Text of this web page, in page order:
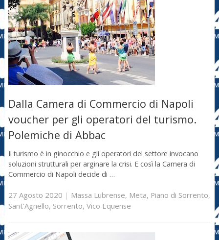
Dalla Camera di Commercio di Napoli
voucher per gli operatori del turismo.
Polemiche di Abbac
Il turismo è in ginocchio e gli operatori del settore invocano
soluzioni strutturali per arginare la crisi. E così la Camera di
Commercio di Napoli decide di …
27 Agosto 2020 | Massa Lubrense, Meta, Piano di Sorrento,
Sant'Agnello, Sorrento, Vico Equense